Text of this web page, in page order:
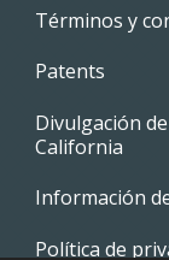
Términos y
Patents
Divulgación
California
Información
Política de